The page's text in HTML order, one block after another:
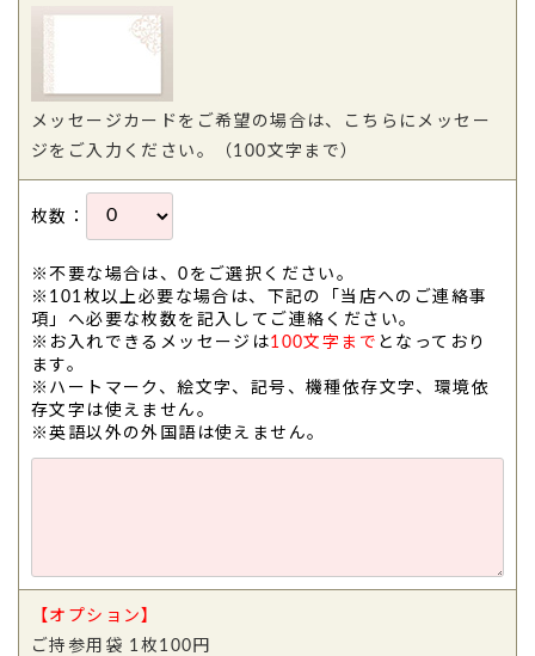
メッセージカードをご希望の場合は、こちらにメッセー
ジをご入力ください。（100文字まで）
枚数：
※不要な場合は、0をご選択ください。
※101枚以上必要な場合は、下記の「当店へのご連絡事
項」へ必要な枚数を記入してご連絡ください。
※お入れできるメッセージは100文字まで となっており
ます。
※ハートマーク、絵文字、記号、機種依存文字、環境依
存文字は使えません。
※英語以外の外国語は使えません。
【オプション】
ご持参用袋 1枚100円